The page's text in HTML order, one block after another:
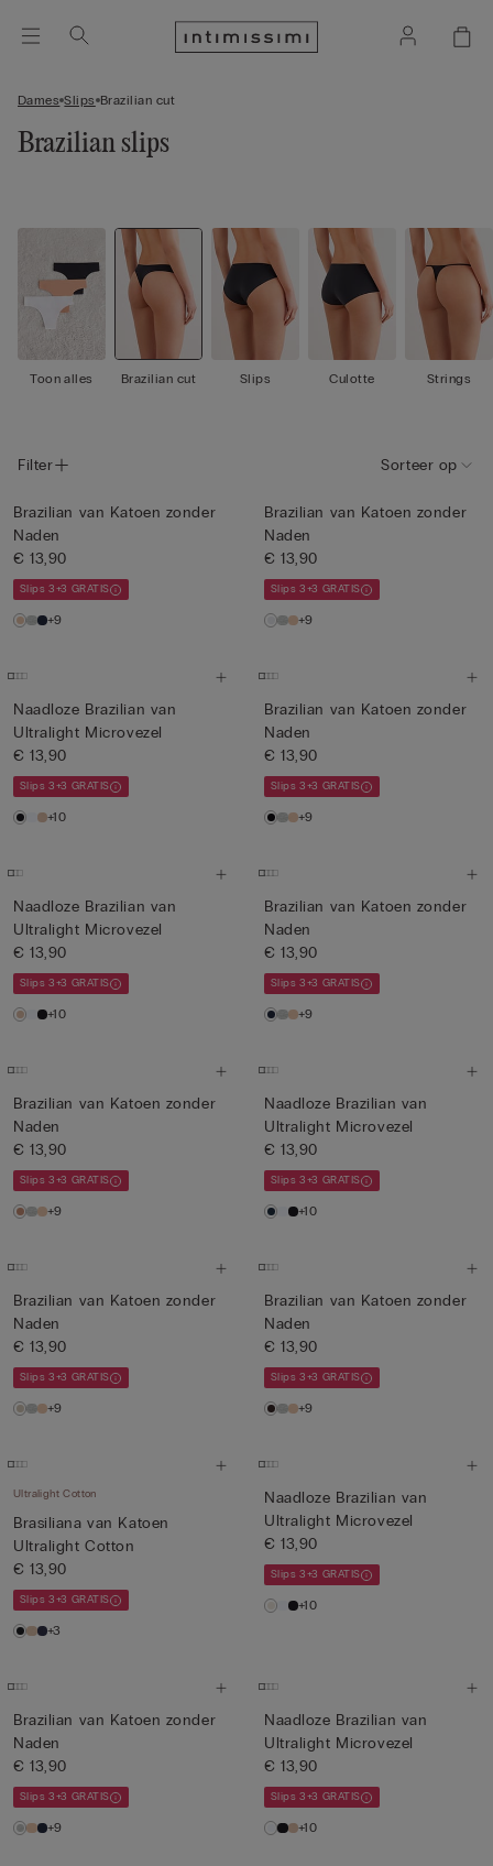
Dames Slips Brazilian cut
Brazilian slips
Toon alles Brazilian cut Slips Culotte Strings
Filter Sorteer op
Brazilian van Katoen zonder
Naden
€ 13,90
Slips 3+3 GRATIS
+9
Brazilian van Katoen zonder
Naden
€ 13,90
Slips 3+3 GRATIS
+9
Naadloze Brazilian van
Ultralight Microvezel
€ 13,90
Slips 3+3 GRATIS
+10
Brazilian van Katoen zonder
Naden
€ 13,90
Slips 3+3 GRATIS
+9
Naadloze Brazilian van
Ultralight Microvezel
€ 13,90
Slips 3+3 GRATIS
+10
Brazilian van Katoen zonder
Naden
€ 13,90
Slips 3+3 GRATIS
+9
Brazilian van Katoen zonder
Naden
€ 13,90
Slips 3+3 GRATIS
+9
Naadloze Brazilian van
Ultralight Microvezel
€ 13,90
Slips 3+3 GRATIS
+10
Brazilian van Katoen zonder
Naden
€ 13,90
Slips 3+3 GRATIS
+9
Brazilian van Katoen zonder
Naden
€ 13,90
Slips 3+3 GRATIS
+9
Ultralight Cotton
Brasiliana van Katoen
Ultralight Cotton
€ 13,90
Slips 3+3 GRATIS
+3
Naadloze Brazilian van
Ultralight Microvezel
€ 13,90
Slips 3+3 GRATIS
+10
Brazilian van Katoen zonder
Naden
€ 13,90
Slips 3+3 GRATIS
+9
Naadloze Brazilian van
Ultralight Microvezel
€ 13,90
Slips 3+3 GRATIS
+10